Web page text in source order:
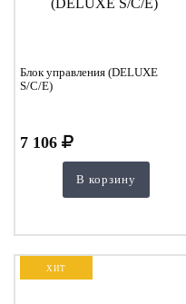
Блок управления (DELUXE
S/C/E)
7 106
В корзину
ХИТ